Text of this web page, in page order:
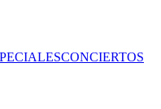
CONCIERTOS